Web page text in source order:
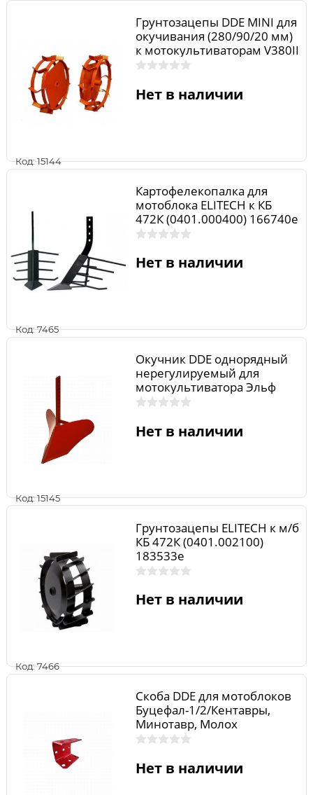
Код: 15144
Грунтозацепы DDE MINI для
окучивания (280/90/20 мм)
к мотокультиваторам V380II
Эльф Э-30.04.20.00.00
Нет в наличии
Код: 7465
Картофелекопалка для
мотоблока ELITECH к КБ
472К (0401.000400) 166740e
Нет в наличии
Код: 15145
Окучник DDE однорядный
нерегулируемый для
мотокультиватора Эльф
Э-29.25.55.00.00
Нет в наличии
Код: 7466
Грунтозацепы ELITECH к м/б
КБ 472К (0401.002100)
183533e
Нет в наличии
Скоба DDE для мотоблоков
Буцефал-1/2/Кентавры,
Минотавр, Молох
35.06.10.01.50
Нет в наличии